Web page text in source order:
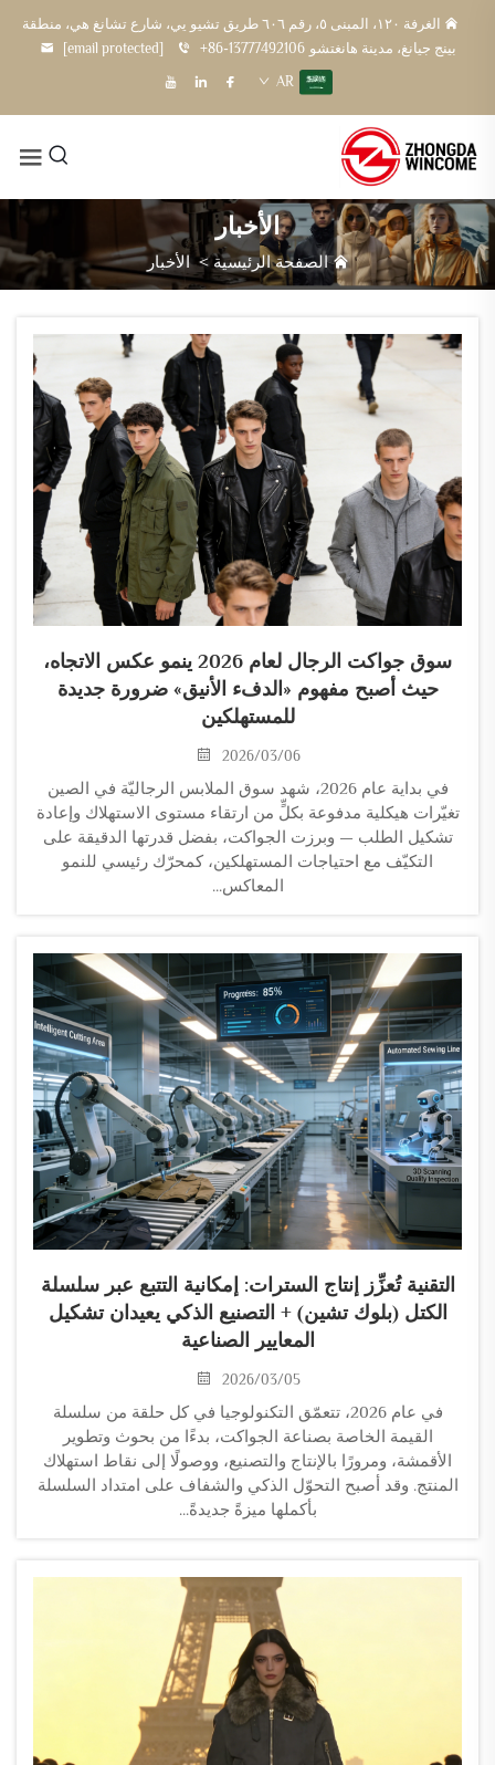
الغرفة ١٢٠، المبنى ٥، رقم ٦٠٦ طريق تشيو يي، شارع تشانغ هي، منطقة
بينج جيانغ، مدينة هانغتشو +86-13777492106
[email protected]
AR
الأخبار
الصفحة الرئيسية>الأخبار
سوق جواكت الرجال لعام 2026 ينمو عكس الاتجاه،
حيث أصبح مفهوم «الدفء الأنيق» ضرورة جديدة
للمستهلكين
2026/03/06
في بداية عام 2026، شهد سوق الملابس الرجاليّة في الصين
تغيّرات هيكلية مدفوعة بكلٍّ من ارتقاء مستوى الاستهلاك وإعادة
تشكيل الطلب — وبرزت الجواكت، بفضل قدرتها الدقيقة على
التكيّف مع احتياجات المستهلكين، كمحرّك رئيسي للنمو
المعاكس...
التقنية تُعزِّز إنتاج السترات: إمكانية التتبع عبر سلسلة
الكتل (بلوك تشين) + التصنيع الذكي يعيدان تشكيل
المعايير الصناعية
2026/03/05
في عام 2026، تتعمّق التكنولوجيا في كل حلقة من سلسلة
القيمة الخاصة بصناعة الجواكت، بدءًا من بحوث وتطوير
الأقمشة، ومرورًا بالإنتاج والتصنيع، ووصولًا إلى نقاط استهلاك
المنتج. وقد أصبح التحوّل الذكي والشفاف على امتداد السلسلة
بأكملها ميزةً جديدةً...